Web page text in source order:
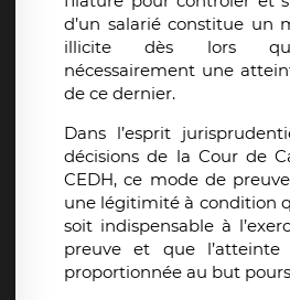
d’un salarié constitue un
illicite dès lors
nécessairement une
de ce dernier.
Dans l’esprit
décisions de la Cour de
CEDH, ce mode de
une légitimité à condition
soit indispensable à
preuve et que
proportionnée au but